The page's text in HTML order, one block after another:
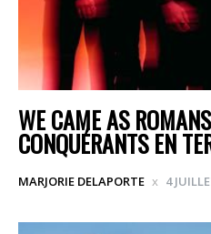
WE CAME AS
CONQUÉRANTS EN
MARJORIE DELAPORTE 4